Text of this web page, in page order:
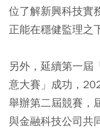
位了解新興科技實
正能在穩健監理之
另外，延續第一屆
意大賽」成功，
舉辦第二屆競賽，
與金融科技公司共